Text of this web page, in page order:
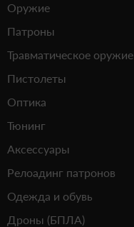
Оружие
Патроны
Травматическое оружие
Пистолеты
Оптика
Тюнинг
Аксессуары
Релоадинг патронов
Одежда и обувь
Дроны (БПЛА)